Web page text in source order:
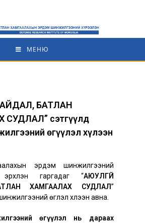
МЕНЮ
БАТЛАН
СУДЛАЛ” сэтгүүлд
өгүүлэл хүлээн
эрдэм шинжилгээний
эрхлэн гаргадаг “АЮУЛГҮЙ
ХАМГААЛАХ СУДЛАЛ”
өгүүлэл хүлээн авна.
өгүүлэл нь дараах